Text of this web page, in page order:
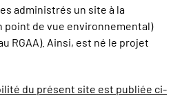
administrés un site à la
point de vue environnemental)
RGAA). Ainsi, est né le projet
du présent site est publiée ci-